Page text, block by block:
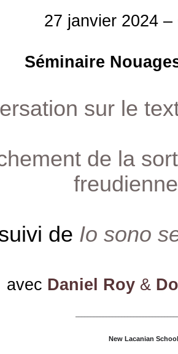
27 janvier 2024 –
Séminaire
sur le
de la
de Io sono
avec Daniel Roy &
New Lacanian School